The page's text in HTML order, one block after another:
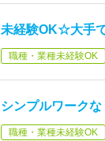
未経験OK☆大手
職種・業種未経験OK
シンプルワーク
職種・業種未経験OK